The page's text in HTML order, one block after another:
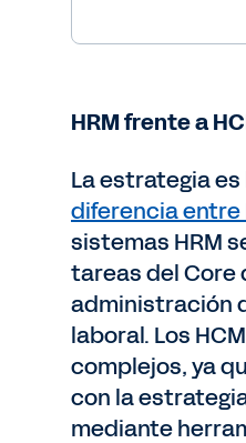
HRM frente a
La estrategia
diferencia entre
sistemas HRM
tareas del Core
administración
laboral. Los
complejos, ya
con la
mediante